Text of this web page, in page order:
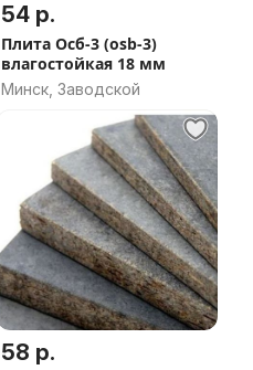
54 р.
Плита Осб-3 (osb-3)
влагостойкая 18 мм
Минск, Заводской
58 р.